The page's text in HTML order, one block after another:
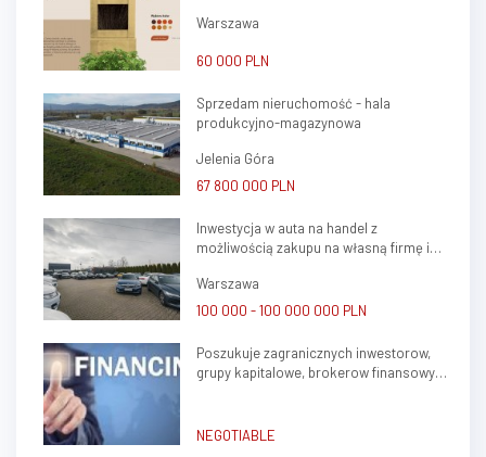
Warszawa
60 000 PLN
Sprzedam nieruchomość - hala
produkcyjno-magazynowa
Jelenia Góra
67 800 000 PLN
Inwestycja w auta na handel z
możliwością zakupu na własną firmę i
Warszawa
100 000 - 100 000 000 PLN
Poszukuje zagranicznych inwestorow,
grupy kapitalowe, brokerow finansowych
NEGOTIABLE